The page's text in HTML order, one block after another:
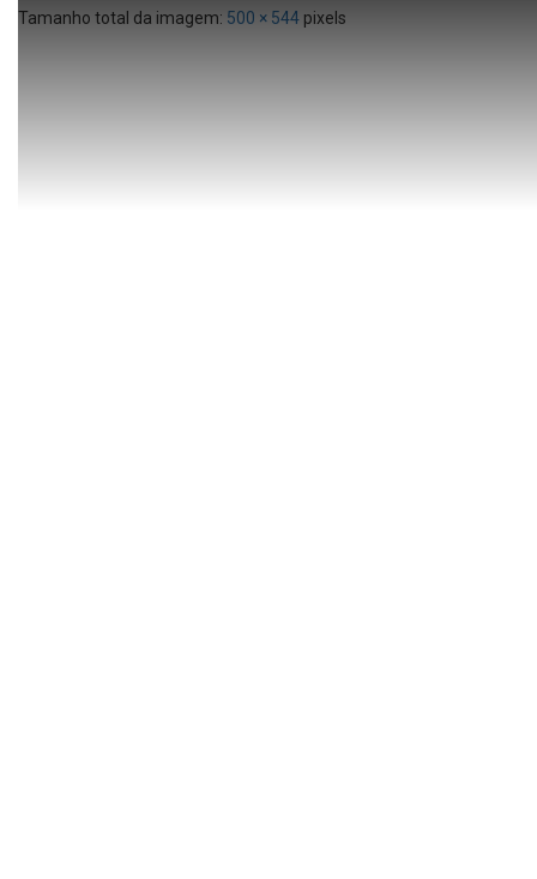
Tamanho total da imagem: 500 × 544 pixels